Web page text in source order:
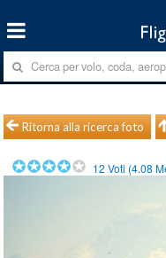
Ritorna alla ricerca foto
12 Voti (4.08